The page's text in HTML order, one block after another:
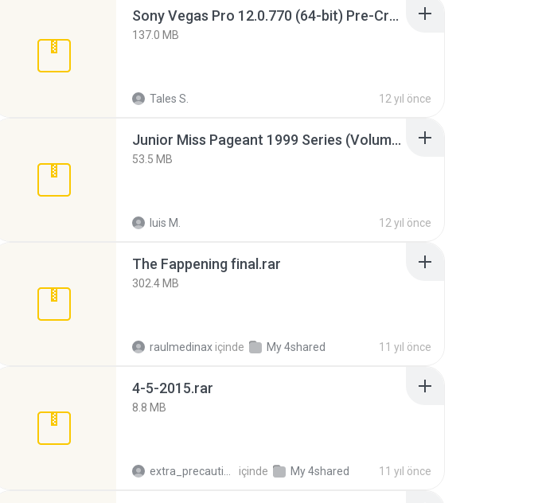
Sony Vegas Pro 12.0.770 (64-bit) Pre-Cracked.zip
137.0 MB
Tales S. 12 yıl önce
Junior Miss Pageant 1999 Series (Volume I Part I NC 6).7z
53.5 MB
luis M. 12 yıl önce
The Fappening final.rar
302.4 MB
raulmedinax içinde My 4shared 11 yıl önce
4-5-2015.rar
8.8 MB
içinde My 4shared 11 yıl önce